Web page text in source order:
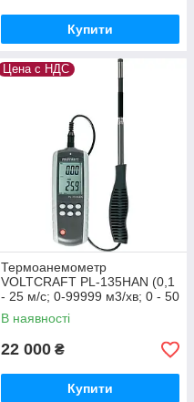
Купити
Цена с НДС
Термоанемометр
VOLTCRAFT PL-135HAN (0,1
- 25 м/с; 0-99999 м3/хв; 0 - 50
С) Німеччина
В наявності
22 000 ₴
Купити